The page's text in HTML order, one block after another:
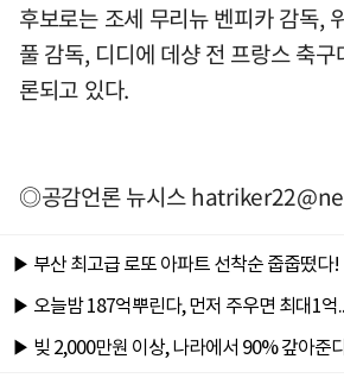
후보로는 조세 무리뉴 벤피카 감독,
풀 감독, 디디에 데샹 전 프랑스 축
론되고 있다.
◎공감언론 뉴시스